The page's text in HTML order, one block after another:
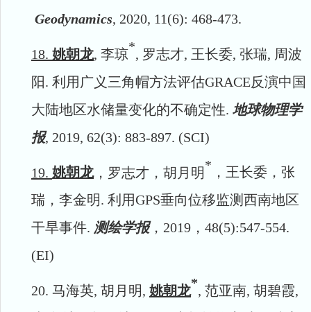
Geodynamics, 2020, 11(6): 468-473.
18. 姚朝龙, 李琼*, 罗志才, 王长委, 张瑞, 周波
阳. 利用广义三角帽方法评估GRACE反演中国
大陆地区水储量变化的不确定性. 地球物理学
报, 2019, 62(3): 883-897. (SCI)
19. 姚朝龙，罗志才，胡月明* ，王长委，张
瑞，李金明. 利用GPS垂向位移监测西南地区
干旱事件. 测绘学报，2019 ， 48(5):547-554.
(EI)
20. 马海英, 胡月明, 姚朝龙*, 范亚南, 胡碧霞,